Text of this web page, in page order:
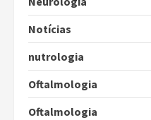
Notícias
nutrologia
Oftalmologia
Oftalmologia